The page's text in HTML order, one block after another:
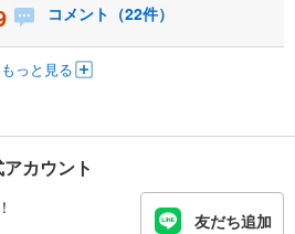
コメント（22件）
もっと見る
カウント
友だち追加